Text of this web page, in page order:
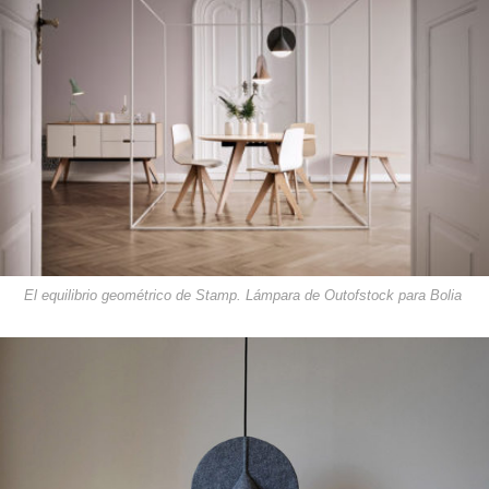
El equilibrio geométrico de Stamp. Lámpara de Outofstock para Bolia